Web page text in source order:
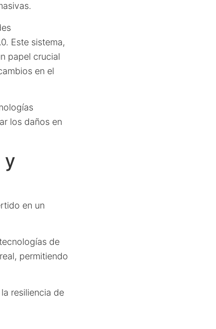
Este sistema,
papel crucial
en el
los daños en
y
en un
de
permitiendo
resiliencia de